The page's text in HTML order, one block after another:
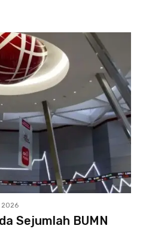
2026
Sejumlah BUMN